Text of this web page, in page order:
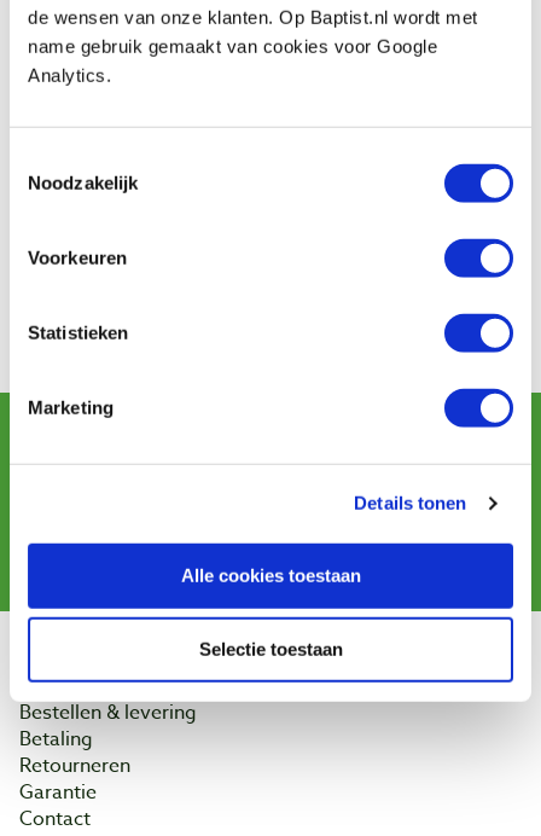
de wensen van onze klanten. Op Baptist.nl wordt met
name gebruik gemaakt van cookies voor Google
Analytics.
Noodzakelijk
Voorkeuren
Statistieken
Marketing
Details tonen
Alle cookies toestaan
Selectie toestaan
Beoordelingen
Baptist maakt gebruik van Trusted Shops als een
onafhankelijke dienstverlener voor het verkrijgen van
beoordelingen. Trusted Shops heeft maatregelen
beoordelingen gaat.
Schrijf u in voor de maandelijkse nieuwsbrief
Bestellen & levering
Betaling
Retourneren
Garantie
Contact